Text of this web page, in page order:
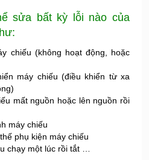
sửa bất kỳ lỗi nào của
chiếu (không hoạt động, hoặc
máy chiếu (điều khiển từ xa
mất nguồn hoặc lên nguồn rồi
máy chiếu
phụ kiện máy chiếu
chạy một lúc rồi tắt …